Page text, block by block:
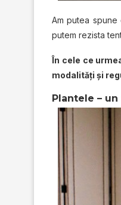
Am putea
putem rezista
În cele ce
modalităţi şi
Plantele –